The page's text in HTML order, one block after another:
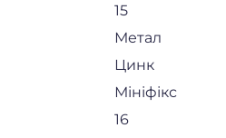
15
Метал
Цинк
Мініфікс
16